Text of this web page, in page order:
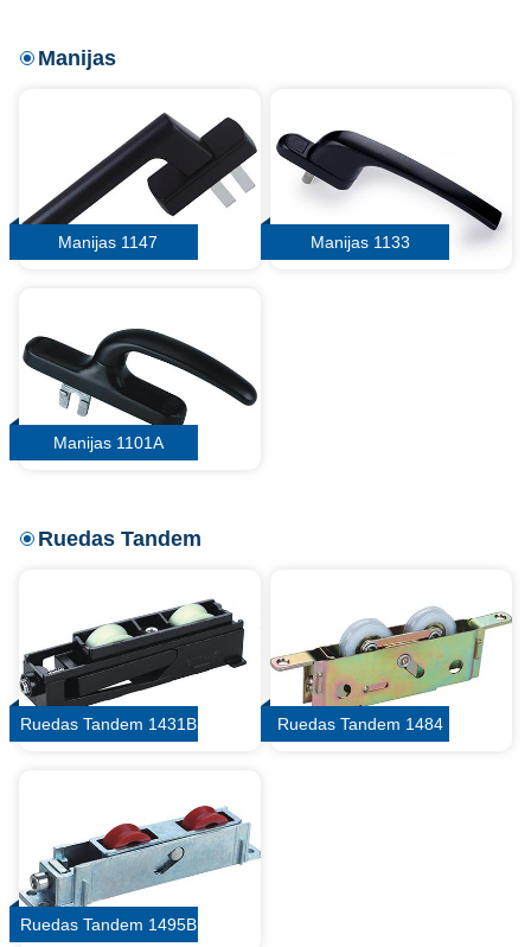
Manijas
Manijas 1147 Manijas 1133
Manijas 1101A
Ruedas Tandem
Ruedas Tandem 1431B Ruedas Tandem 1484
Ruedas Tandem 1495B